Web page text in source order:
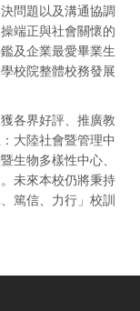
問題以及溝通協調
端正與社會關懷的
及企業最愛畢業生
校院整體校務發展
各界好評、推廣教
大陸社會暨管理中
生物多樣性中心、
未來本校仍將秉持
篤信、力行」校訓